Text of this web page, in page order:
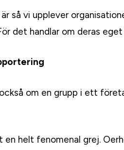
så vi upplever
det handlar om deras
om en grupp i ett
en helt fenomenal grej.